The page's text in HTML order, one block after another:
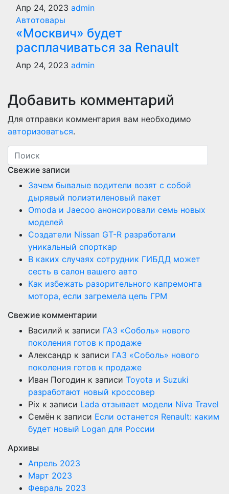
Апр 24, 2023 admin
Автотовары
«Москвич» будет
расплачиваться за Renault
Апр 24, 2023 admin
Добавить комментарий
Для отправки комментария вам необходимо
авторизоваться.
Свежие записи
Зачем бывалые водители возят с собой
дырявый полиэтиленовый пакет
Оmoda и Jaecoo анонсировали семь новых
моделей
Создатели Nissan GT-R разработали
уникальный спорткар
В каких случаях сотрудник ГИБДД может
сесть в салон вашего авто
Как избежать разорительного капремонта
мотора, если загремела цепь ГРМ
Свежие комментарии
Василий к записи ГАЗ «Соболь» нового
поколения готов к продаже
Александр к записи ГАЗ «Соболь» нового
поколения готов к продаже
Иван Погодин к записи Toyota и Suzuki
разработают новый кроссовер
Pix к записи Lada отзывает модели Niva Travel
Семён к записи Если останется Renault: каким
будет новый Logan для России
Архивы
Апрель 2023
Март 2023
Февраль 2023